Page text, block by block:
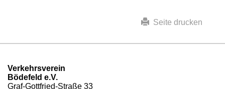
Seite drucken
Verkehrsverein
Bödefeld e.V.
Graf-Gottfried-Straße 33